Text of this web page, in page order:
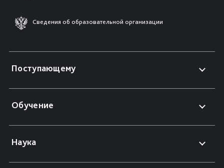
Сведения об образовательной организации
Поступающему
Обучение
Наука